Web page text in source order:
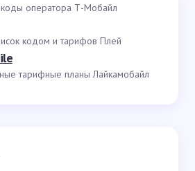
оператора Т-Мобайл
кодом и тарифов Плей
тарифные планы Лайкамобайл